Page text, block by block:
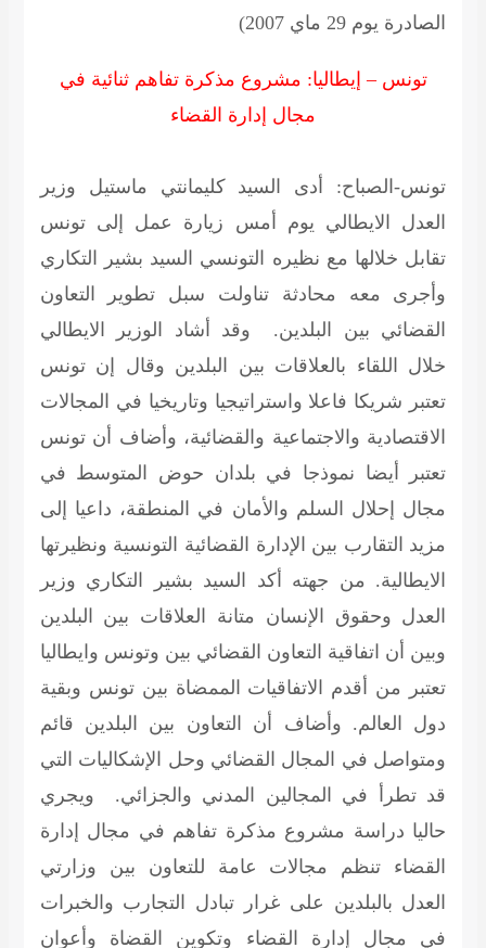
الصادرة يوم 29 ماي 2007)
تونس – إيطاليا: مشروع مذكرة تفاهم ثنائية في
مجال إدارة القضاء
تونس-الصباح: أدى السيد كليمانتي ماستيل وزير
العدل الايطالي يوم أمس زيارة عمل إلى تونس
تقابل خلالها مع نظيره التونسي السيد بشير التكاري
وأجرى معه محادثة تناولت سبل تطوير التعاون
القضائي بين البلدين. وقد أشاد الوزير الايطالي
خلال اللقاء بالعلاقات بين البلدين وقال إن تونس
تعتبر شريكا فاعلا واستراتيجيا وتاريخيا في المجالات
الاقتصادية والاجتماعية والقضائية، وأضاف أن تونس
تعتبر أيضا نموذجا في بلدان حوض المتوسط في
مجال إحلال السلم والأمان في المنطقة، داعيا إلى
مزيد التقارب بين الإدارة القضائية التونسية ونظيرتها
الايطالية. من جهته أكد السيد بشير التكاري وزير
العدل وحقوق الإنسان متانة العلاقات بين البلدين
وبين أن اتفاقية التعاون القضائي بين وتونس وايطاليا
تعتبر من أقدم الاتفاقيات الممضاة بين تونس وبقية
دول العالم. وأضاف أن التعاون بين البلدين قائم
ومتواصل في المجال القضائي وحل الإشكاليات التي
قد تطرأ في المجالين المدني والجزائي. ويجري
حاليا دراسة مشروع مذكرة تفاهم في مجال إدارة
القضاء تنظم مجالات عامة للتعاون بين وزارتي
العدل بالبلدين على غرار تبادل التجارب والخبرات
في مجال إدارة القضاء وتكوين القضاة وأعوان